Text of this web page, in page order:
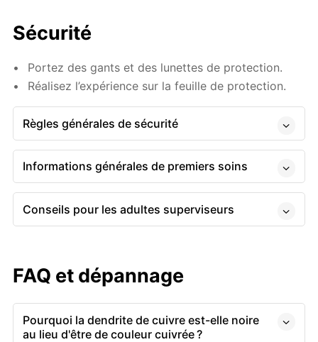
Sécurité
Portez des gants et des lunettes de protection.
Réalisez l’expérience sur la feuille de protection.
Règles générales de sécurité
Informations générales de premiers soins
Conseils pour les adultes superviseurs
FAQ et dépannage
Pourquoi la dendrite de cuivre est-elle noire
au lieu d'être de couleur cuivrée ?